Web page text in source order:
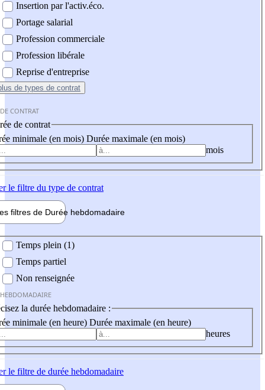
Insertion par l'activ.éco.
Portage salarial
Profession commerciale
Profession libérale
Reprise d'entreprise
de types de contrat
CONTRAT
de contrat
minimale (en mois) Durée maximale (en mois)
mois
le filtre du type de contrat
filtres de Durée hebdomadaire
Temps plein (1)
Temps partiel
Non renseignée
la durée hebdomadaire :
minimale (en heure) Durée maximale (en heure)
heures
le filtre de durée hebdomadaire